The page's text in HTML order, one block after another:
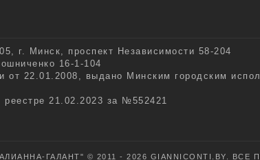
г. Минск, проспект Независимости 58-204
16-1-104
от 22.01.2008, выдано Минским городским
реестре 21.02.2023 за №552421
ГАЛАНТ" © 2011 - 2026 GIANNICONTI.BY . ВСЕ